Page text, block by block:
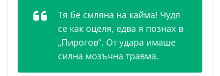
Тя бе смляна на кайма! Чудя
се как оцеля, едва я познах в
„Пирогов“. От удара имаше
силна мозъчна травма.